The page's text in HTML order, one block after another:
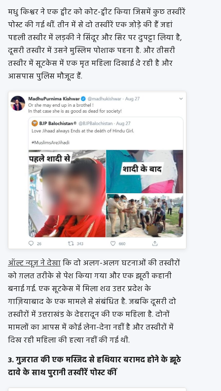
मधु किश्वर ने एक ट्वीट को कोट-ट्वीट किया जिसमें कुछ तस्वीरें
पोस्ट की गई थीं. तीन में से दो तस्वीरें एक जोड़े की हैं जहां
पहली तस्वीर में लड़की ने सिंदूर और सिर पर दुपट्टा लिया है,
दूसरी तस्वीर में उसने मुस्लिम पोशाक पहना है. और तीसरी
तस्वीर में सूटकेस में एक मृत महिला दिखाई दे रही है और
आसपास पुलिस मौजूद हैं.
ऑल्ट न्यूज़ ने देखाकि दो अलग-अलग घटनाओं की तस्वीरों
को ग़लत तरीके से पेश किया गया और एक झूठी कहानी
बनाई गई. एक सूटकेस में मिला शव उत्तर प्रदेश के
गाज़ियाबाद के एक मामले से संबंधित है. जबकि दूसरी दो
तस्वीरों में उत्तराखंड के देहरादून की एक महिला है. दोनों
मामलों का आपस में कोई लेना-देना नहीं है और तस्वीरों में
दिख रही महिला की हत्या नहीं की गई थी.
3. गुजरात की एक मस्जिद से हथियार बरामद होने के झूठे
दावे के साथ पुरानी तस्वीरें पोस्ट कीं